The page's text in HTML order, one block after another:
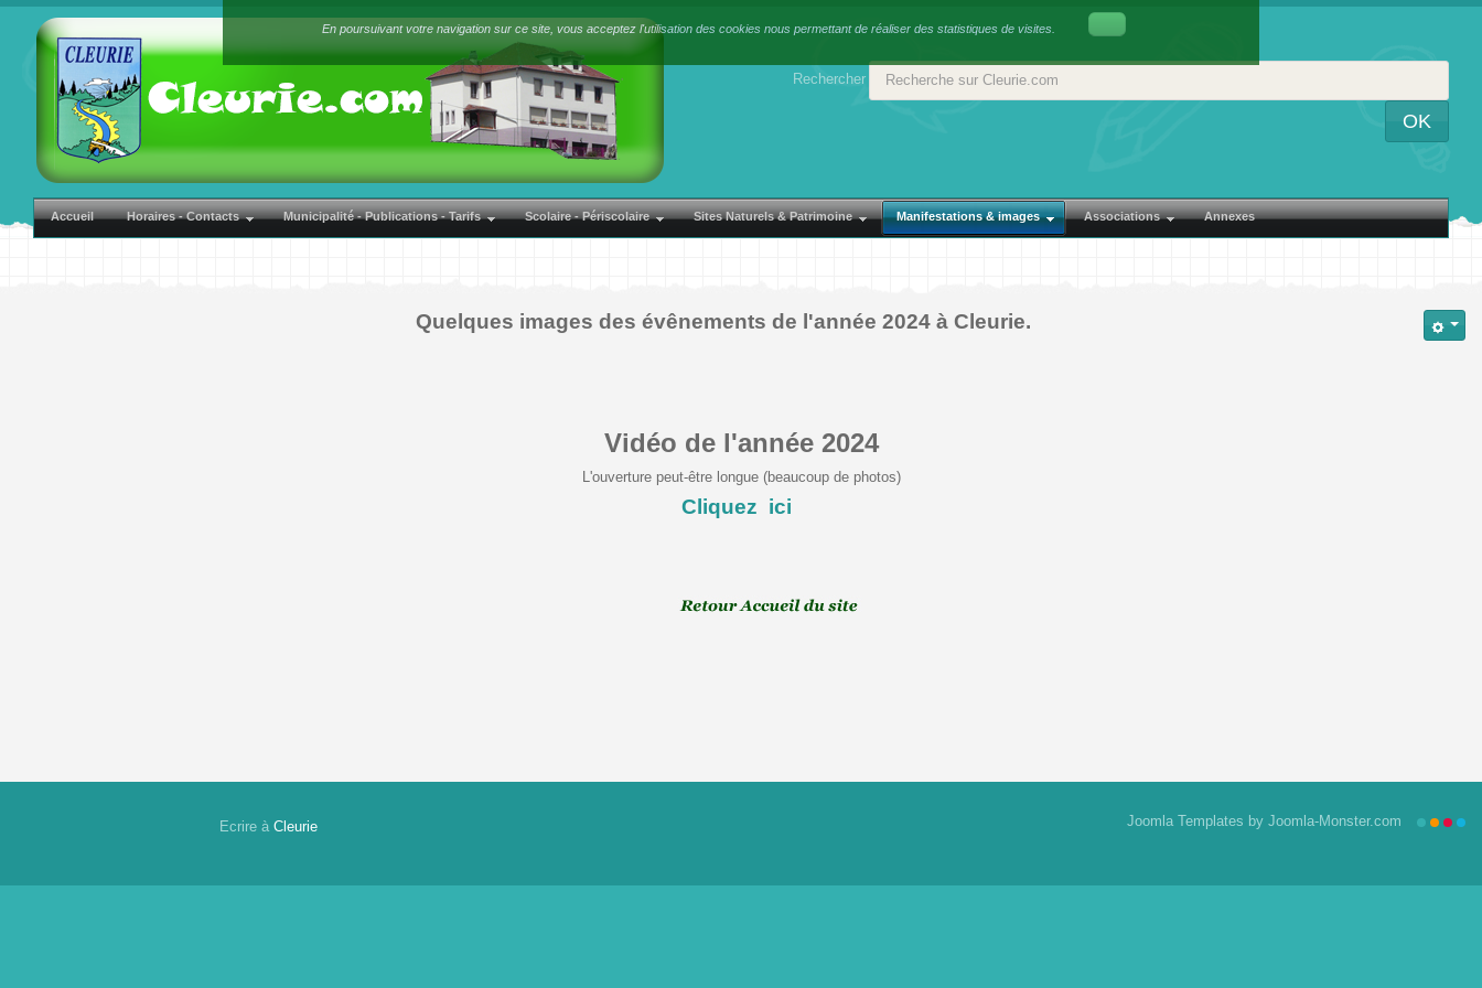
En poursuivant votre navigation sur ce site, vous acceptez l'utilisation des cookies nous permettant de réaliser des statistiques de visites.
Rechercher
OK
Accueil Horaires - Contacts Municipalité - Publications - Tarifs Scolaire - Périscolaire Sites Naturels & Patrimoine Manifestations & images Associations Annexes
Quelques images des évênements de l'année 2024 à Cleurie.
Vidéo de l'année 2024
L'ouverture peut-être longue (beaucoup de photos)
Cliquez ici
Ecrire à Cleurie Joomla Templates by Joomla-Monster.com